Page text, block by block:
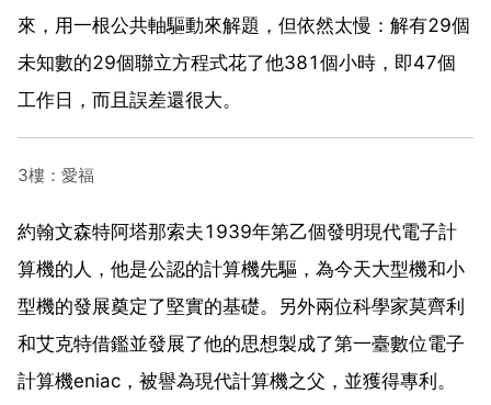
來，用一根公共軸驅動來解題，但依然太慢：解有29個
未知數的29個聯立方程式花了他381個小時，即47個
工作日，而且誤差還很大。
3樓：愛福
約翰文森特阿塔那索夫1939年第乙個發明現代電子計
算機的人，他是公認的計算機先驅，為今天大型機和小
型機的發展奠定了堅實的基礎。另外兩位科學家莫齊利
和艾克特借鑑並發展了他的思想製成了第一臺數位電子
計算機eniac，被譽為現代計算機之父，並獲得專利。